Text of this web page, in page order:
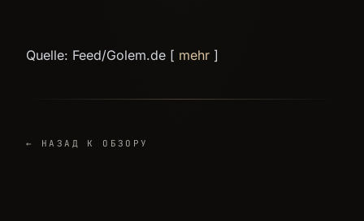
Quelle: Feed/Golem.de [ mehr ]
← НАЗАД К ОБЗОРУ